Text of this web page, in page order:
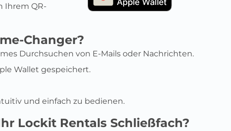
Ihrem QR-
Changer?
Durchsuchen von E-Mails oder Nachrichten.
Wallet gespeichert.
und einfach zu bedienen.
Lockit Rentals Schließfach?